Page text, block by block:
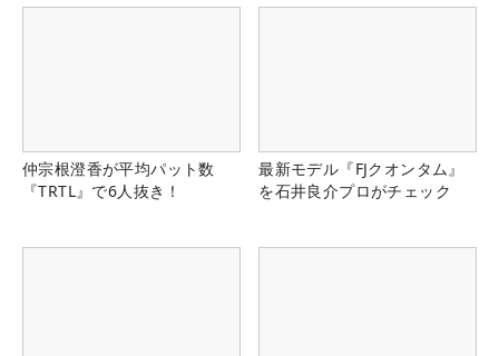
仲宗根澄香が平均パット数
『TRTL』で6人抜き！
最新モデル『FJクオンタム』
を石井良介プロがチェック